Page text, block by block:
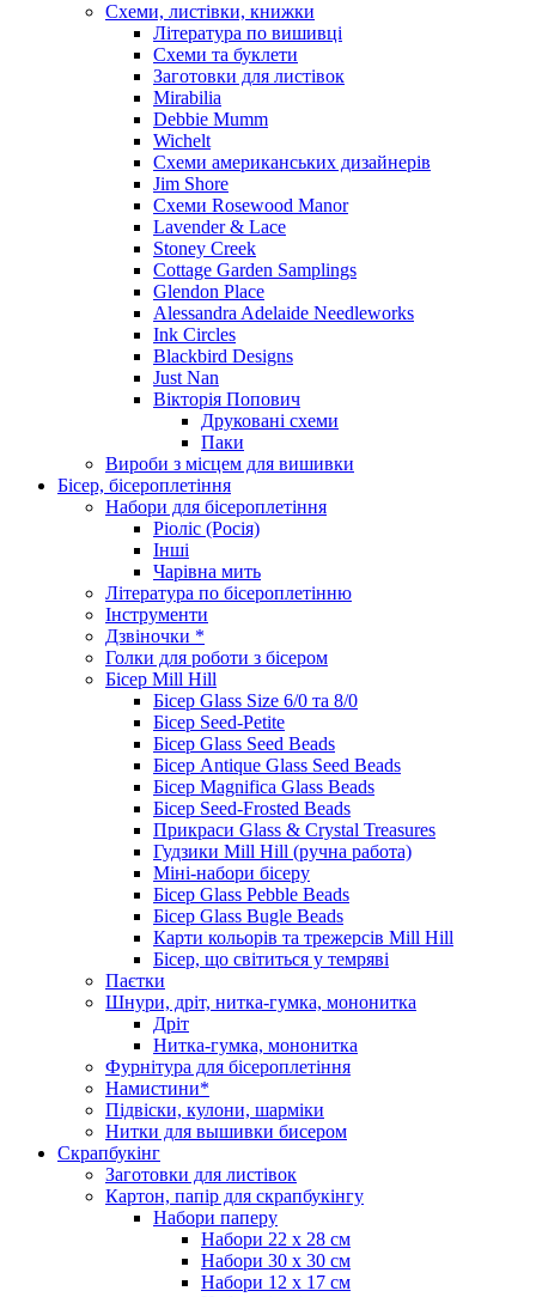
Схеми, листівки, книжки
Література по вишивці
Схеми та буклети
Заготовки для листівок
Mirabilia
Debbie Mumm
Wichelt
Схеми американських дизайнерів
Jim Shore
Cхеми Rosewood Manor
Lavender & Lace
Stoney Creek
Cottage Garden Samplings
Glendon Place
Alessandra Adelaide Needleworks
Ink Circles
Blackbird Designs
Just Nan
Вікторія Попович
Друковані схеми
Паки
Вироби з місцем для вишивки
Бісер, бісероплетіння
Набори для бісероплетіння
Ріоліс (Росія)
Інші
Чарівна мить
Література по бісероплетінню
Інструменти
Дзвіночки *
Голки для роботи з бісером
Бісер Mill Hill
Бісер Glass Size 6/0 та 8/0
Бісер Seed-Petite
Бісер Glass Seed Beads
Бісер Antique Glass Seed Beads
Бісер Magnifica Glass Beads
Бісер Seed-Frosted Beads
Прикраси Glass & Crystal Treasures
Гудзики Mill Hill (ручна работа)
Міні-набори бісеру
Бісер Glass Pebble Beads
Бісер Glass Bugle Beads
Карти кольорів та трежерсів Mill Hill
Бісер, що світиться у темряві
Паєтки
Шнури, дріт, нитка-гумка, мононитка
Дріт
Нитка-гумка, мононитка
Фурнітура для бісероплетіння
Намистини*
Підвіски, кулони, шарміки
Нитки для вышивки бисером
Скрапбукінг
Заготовки для листівок
Картон, папір для скрапбукінгу
Набори паперу
Набори 22 х 28 см
Набори 30 х 30 см
Набори 12 х 17 см